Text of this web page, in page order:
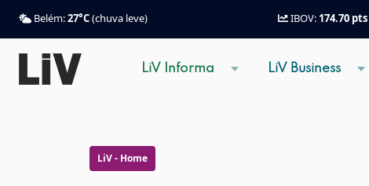
Belém:27°C(chuva leve) IBOV: 174.70 pts
LiV Informa LiV Business
LiV - Home